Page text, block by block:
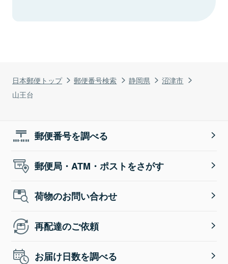
日本郵便トップ 郵便番号検索 静岡県
沼津市
山王台
郵便番号を調べる
郵便局・ATM・ポストをさがす
荷物のお問い合わせ
再配達のご依頼
お届け日数を調べる